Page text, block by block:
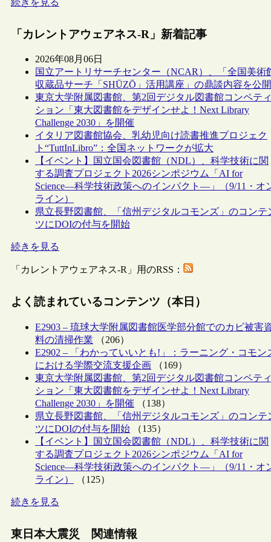
「カレントアウェアネス-R」新着記事
2026年08月06日
国立アートリサーチセンター（NCAR）、「全国美術
収蔵品サーチ「SHŪZŌ」活用講座」の鼎談内容を公開
東京大学附属図書館、第2回デジタル図書館コンペティ
ション「東大図書館をデザインせよ！Next Library
Challenge 2030」を開催
イタリア図書館協会、乳幼児向け読書推進プロジェク
ト“TuttInLibro”：全国ネットワークが拡大
【イベント】国立国会図書館（NDL）、科学技術に関
する調査プロジェクト2026シンポジウム「AI for
Science―科学技術政策へのインパクト―」（9/11・オ
ライン）
県立長野図書館、「信州デジタルコモンズ」のコンテ
ツにDOIの付与を開始
続きを見る
「カレントアウェアネス-R」用のRSS：
よく読まれているコンテンツ（本日）
E2903 – 琉球大学附属図書館医学部分館でのカビ被害
料の清掃作業 （206）
E2902 – 「わかっていいとも!」：ラーニング・コモン
における学際交流支援企画 （169）
東京大学附属図書館、第2回デジタル図書館コンペティ
ション「東大図書館をデザインせよ！Next Library
Challenge 2030」を開催 （138）
県立長野図書館、「信州デジタルコモンズ」のコンテ
ツにDOIの付与を開始 （135）
【イベント】国立国会図書館（NDL）、科学技術に関
する調査プロジェクト2026シンポジウム「AI for
Science―科学技術政策へのインパクト―」（9/11・オ
ライン）
（125）
続きを見る
東日本大震災 関連情報